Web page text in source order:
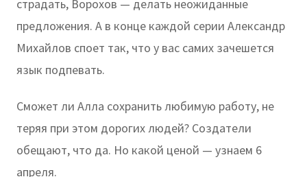
страдать, Ворохов — делать неожиданные
предложения. А в конце каждой серии Александр
Михайлов споет так, что у вас самих зачешется
язык подпевать.
Сможет ли Алла сохранить любимую работу, не
теряя при этом дорогих людей? Создатели
обещают, что да. Но какой ценой — узнаем 6
апреля.